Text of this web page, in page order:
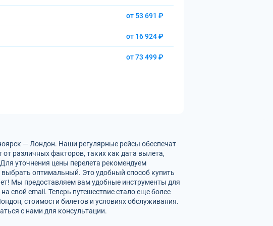
от 53 691 ₽
от 16 924 ₽
от 73 499 ₽
— Лондон. Наши регулярные рейсы обеспечат
различных факторов, таких как дата вылета,
уточнения цены перелета рекомендуем
оптимальный. Это удобный способ купить
Мы предоставляем вам удобные инструменты для
свой email. Теперь путешествие стало еще более
стоимости билетов и условиях обслуживания.
с нами для консультации.